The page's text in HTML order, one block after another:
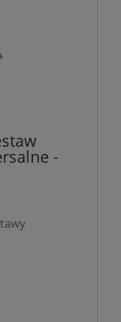
-